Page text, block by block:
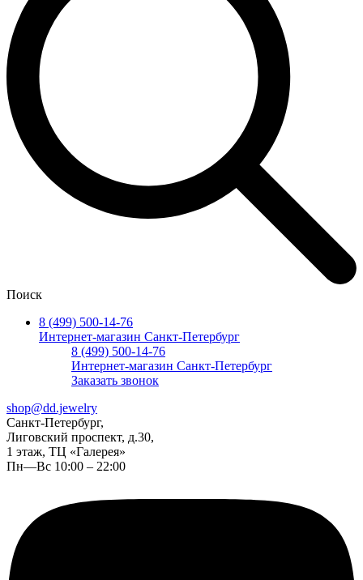
Поиск
8 (499) 500-14-76
Интернет-магазин Санкт-Петербург
8 (499) 500-14-76
Интернет-магазин Санкт-Петербург
Заказать звонок
shop@dd.jewelry
Санкт-Петербург,
Лиговский проспект, д.30,
1 этаж, ТЦ «Галерея»
Пн—Вс 10:00 – 22:00